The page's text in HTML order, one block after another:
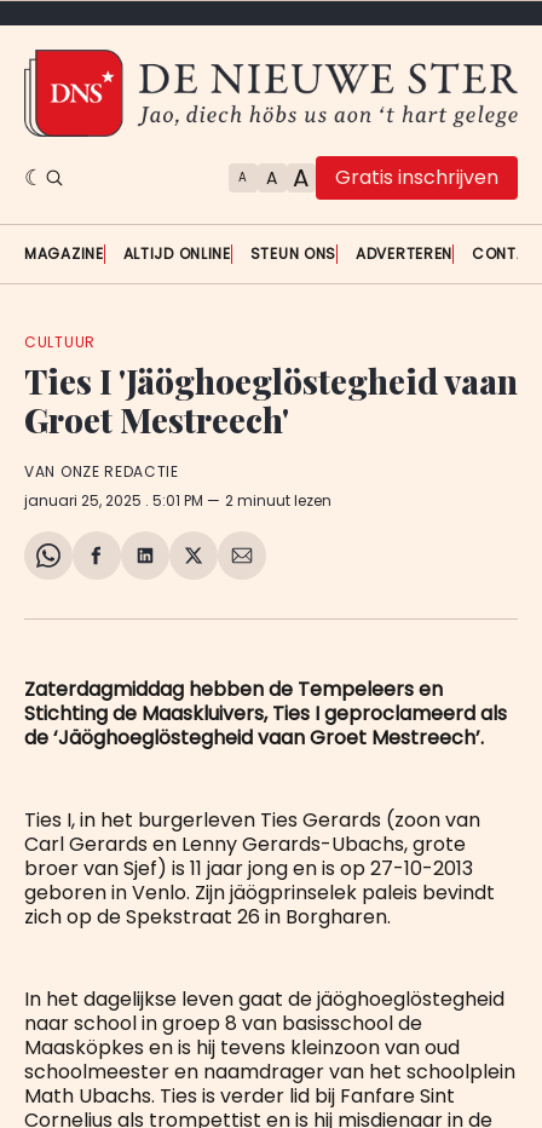
A A A Gratis inschrijven
MAGAZINE ALTIJD ONLINE STEUN ONS ADVERTEREN
CULTUUR
Ties I 'Jäöghoeglöstegheid vaan
Groet Mestreech'
VAN ONZE REDACTIE
januari 25, 2025 . 5:01 PM 2 minuut lezen
Share
WhatsApp
Delen
Facebook
Delen
LinkedIn
Share
X
Deel
E-
Zaterdagmiddag hebben de Tempeleers en
Stichting de Maaskluivers, Ties I geproclameerd als
de ‘Jäöghoeglöstegheid vaan Groet Mestreech’.
Ties I, in het burgerleven Ties Gerards (zoon van
Carl Gerards en Lenny Gerards-Ubachs, grote
broer van Sjef) is 11 jaar jong en is op 27-10-2013
geboren in Venlo. Zijn jäögprinselek paleis bevindt
zich op de Spekstraat 26 in Borgharen.
In het dagelijkse leven gaat de jäöghoeglöstegheid
naar school in groep 8 van basisschool de
Maasköpkes en is hij tevens kleinzoon van oud
schoolmeester en naamdrager van het schoolplein
Math Ubachs. Ties is verder lid bij Fanfare Sint
Cornelius als trompettist en is hij misdienaar in de